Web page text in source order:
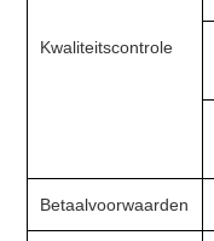
Kwaliteitscontrole
Betaalvoorwaarden